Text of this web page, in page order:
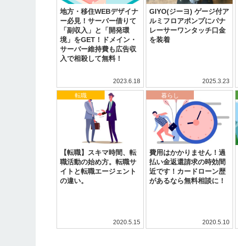
地方・移住WEBデザイナ
ー必見！サーバー借りて
「副収入」と「開発環
境」をGET！ドメイン・
サーバー維持費も広告収
入で相殺して無料！
2023.6.18
GIYO(ジーヨ) ゲージ付ア
ルミフロアポンプにパナ
レーサーワンタッチ口金
を装着
2025.3.23
【転職】スキマ時間、転
職活動の始め方。転職サ
イトと転職エージェント
の違い。
2020.5.15
転職
費用はかかりません！過
払い金返還請求の時効間
近です！カードローン歴
があるなら無料相談に！
2020.5.10
暮らし